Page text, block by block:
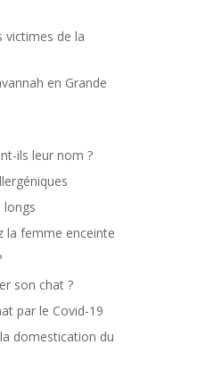
victimes de la
en Grande
ils leur nom ?
longs
la femme enceinte
son chat ?
par le Covid-19
domestication du